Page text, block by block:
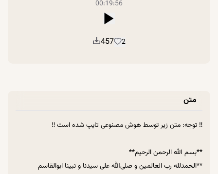
00:19:56
2
457
متن
‼ توجه: متن زیر توسط هوش مصنوعی تایپ شده است ‼
**بسم الله الرحمن الرحیم**
**الحمدلله رب العالمین و صلی‌الله علی سیدنا و نبینا ابوالقاسم